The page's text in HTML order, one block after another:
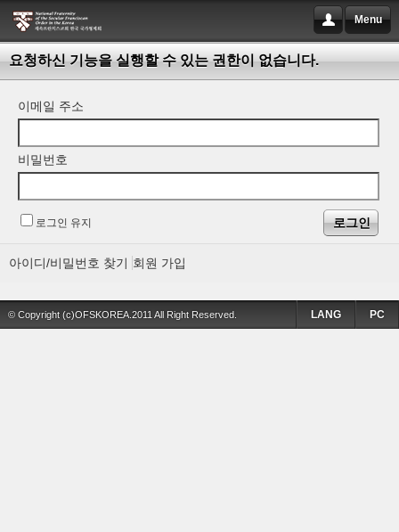
Menu
요청하신 기능을 실행할 수 있는 권한이 없습니다.
이메일 주소
비밀번호
로그인 유지
아이디/비밀번호 찾기 회원 가입
© Copyright (c)OFSKOREA.2011 All Right Reserved. PC
LANG